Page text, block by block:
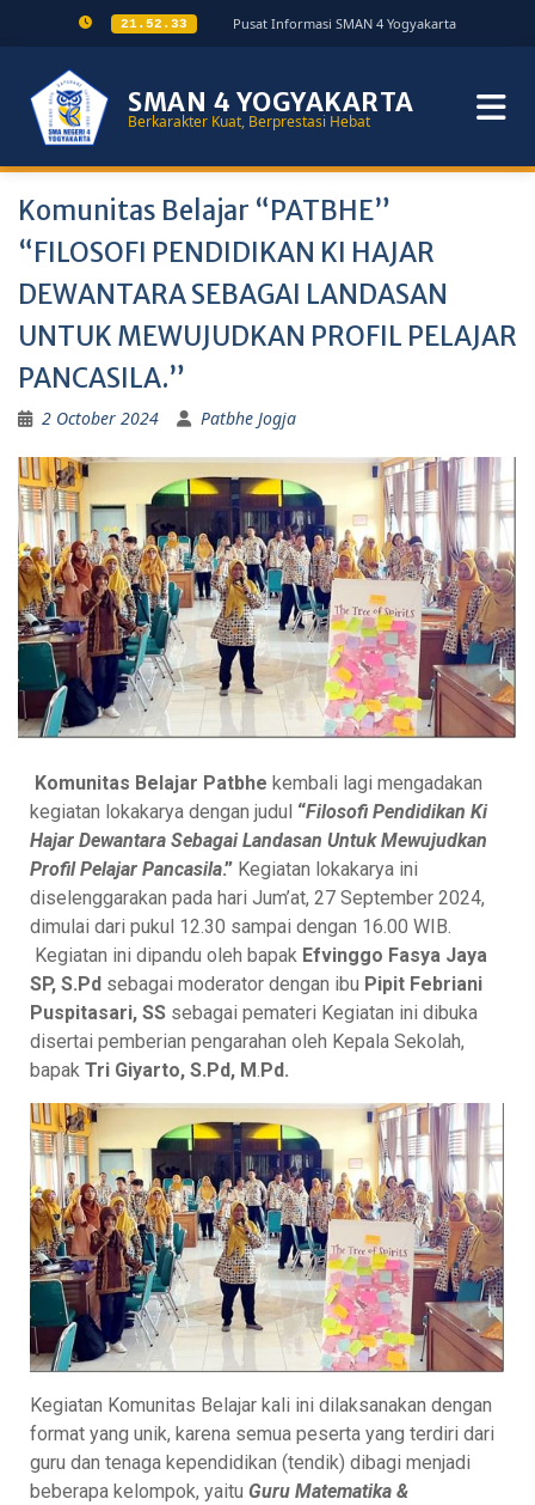
21.52.34 Pusat Informasi SMAN 4 Yogyakarta
SMAN 4 YOGYAKARTA
Berkarakter Kuat, Berprestasi Hebat
Komunitas Belajar “PATBHE”
“FILOSOFI PENDIDIKAN KI HAJAR
DEWANTARA SEBAGAI LANDASAN
UNTUK MEWUJUDKAN PROFIL PELAJAR
PANCASILA.”
2 October 2024 Patbhe Jogja
Komunitas Belajar Patbhe kembali lagi mengadakan
kegiatan lokakarya dengan judul “Filosofi Pendidikan Ki
Hajar Dewantara Sebagai Landasan Untuk Mewujudkan
Profil Pelajar Pancasila.” Kegiatan lokakarya ini
diselenggarakan pada hari Jum’at, 27 September 2024,
dimulai dari pukul 12.30 sampai dengan 16.00 WIB.
Kegiatan ini dipandu oleh bapak Efvinggo Fasya Jaya
SP, S.Pd sebagai moderator dengan ibu Pipit Febriani
Puspitasari, SS sebagai pemateri Kegiatan ini dibuka
disertai pemberian pengarahan oleh Kepala Sekolah,
bapak Tri Giyarto, S.Pd, M. Pd.
Kegiatan Komunitas Belajar kali ini dilaksanakan dengan
format yang unik, karena semua peserta yang terdiri dari
guru dan tenaga kependidikan (tendik) dibagi menjadi
beberapa kelompok, yaitu Guru Matematika &